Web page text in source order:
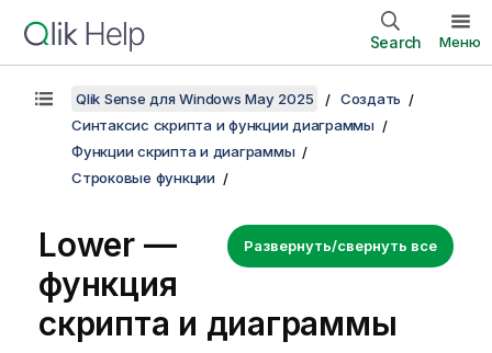
Search Меню
Qlik Sense для Windows May 2025
Создать
Синтаксис скрипта и функции диаграммы
Функции скрипта и диаграммы
Строковые функции
Развернуть/свернуть все
Lower —
функция
скриптa и диаграммы